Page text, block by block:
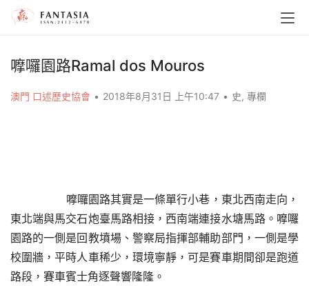
嚤囉園路Ramal dos Mouros
澳門 口述歷史協會 • 2018年8月31日 上午10:47 • 史, 專欄
嚤囉園路其實是一條單行小巷，東北西南走向，
東北端與馬交石炮臺馬路相接，西南端連接水塘馬路。嚤囉
園路的一側是回教墳場、警察局指揮部輔助部門，一側是學
校圍牆，平時人車稀少，環境寧靜，可是賽車期間卻是跑道
路段，賽車賓士角逐聲響隆隆。